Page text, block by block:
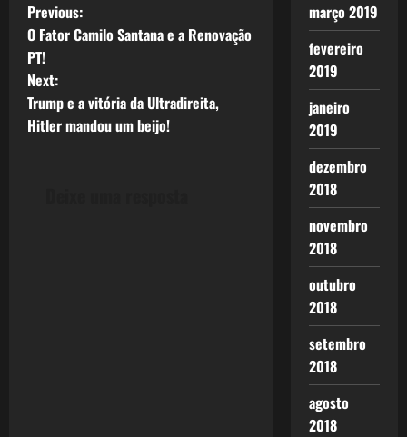
P
o
s
t
Previous:
O Fator Camilo Santana e a Renovação
PT!
Next:
Trump e a vitória da Ultradireita,
Hitler mandou um beijo!
março 2019
fevereiro
2019
janeiro
2019
dezembro
2018
novembro
2018
outubro
2018
setembro
2018
agosto
2018